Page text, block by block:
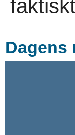
Dagens